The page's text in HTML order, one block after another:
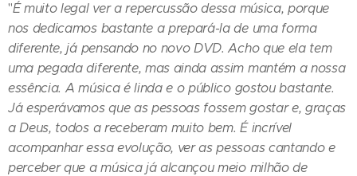
"É muito legal ver a repercussão dessa música, porque
nos dedicamos bastante a prepará-la de uma forma
diferente, já pensando no novo DVD. Acho que ela tem
uma pegada diferente, mas ainda assim mantém a nossa
essência. A música é linda e o público gostou bastante.
Já esperávamos que as pessoas fossem gostar e, graças
a Deus, todos a receberam muito bem. É incrível
acompanhar essa evolução, ver as pessoas cantando e
perceber que a música já alcançou meio milhão de